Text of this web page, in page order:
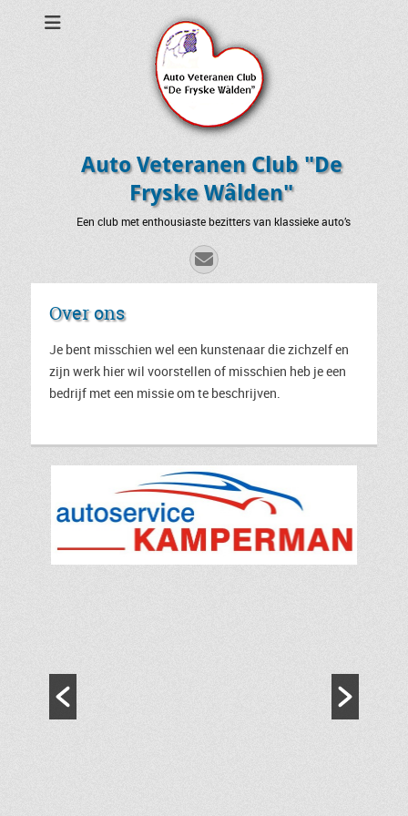
Auto Veteranen Club "De
Fryske Wâlden"
Een club met enthousiaste bezitters van klassieke auto’s
E-
mail
Over ons
Je bent misschien wel een kunstenaar die zichzelf en
zijn werk hier wil voorstellen of misschien heb je een
bedrijf met een missie om te beschrijven.